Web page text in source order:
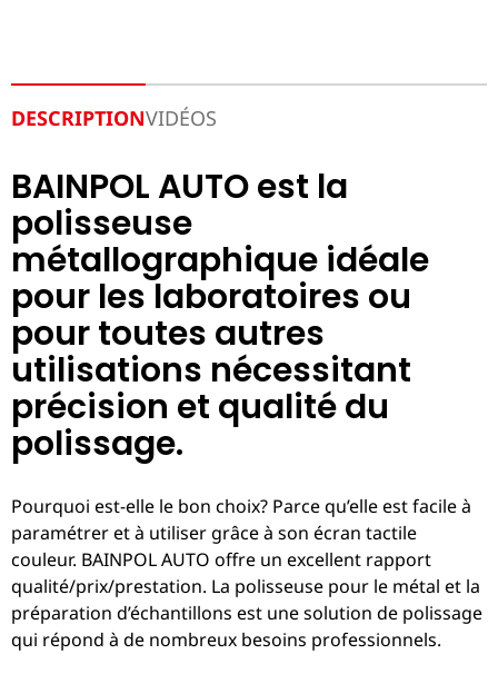
DESCRIPTIONVIDÉOS
BAINPOL AUTO est la
polisseuse
métallographique idéale
pour les laboratoires ou
pour toutes autres
utilisations nécessitant
précision et qualité du
polissage.
Pourquoi est-elle le bon choix? Parce qu’elle est facile à
paramétrer et à utiliser grâce à son écran tactile
couleur. BAINPOL AUTO offre un excellent rapport
qualité/prix/prestation. La polisseuse pour le métal et la
préparation d’échantillons est une solution de polissage
qui répond à de nombreux besoins professionnels.